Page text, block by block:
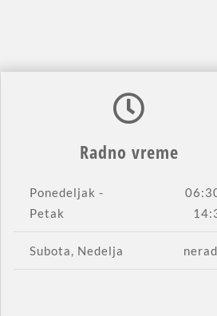
Radno vreme
Ponedeljak -
Petak
Subota, Nedelja